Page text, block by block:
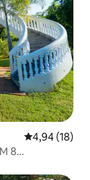
Gemiddelde
4,94 (18)
8